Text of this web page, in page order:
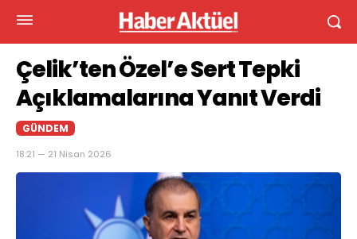
Çelik’ten Özel’e Sert Tepki
Açıklamalarına Yanıt Verdi
GÜNDEM
18:21 — 21 Nisan 2026